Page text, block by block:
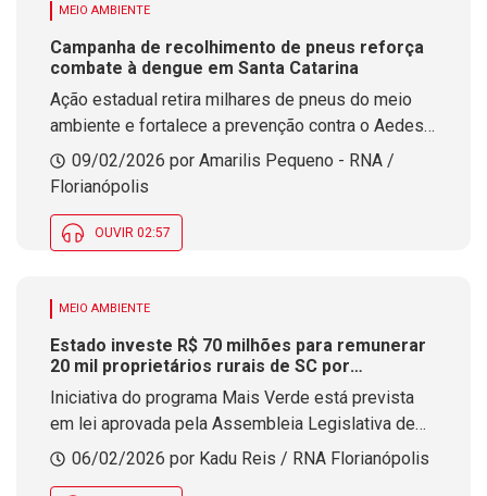
MEIO AMBIENTE
Campanha de recolhimento de pneus reforça
combate à dengue em Santa Catarina
Ação estadual retira milhares de pneus do meio
ambiente e fortalece a prevenção contra o Aedes
aegypti no período de maior transmissão da
doença.
09/02/2026 por Amarilis Pequeno - RNA /
Florianópolis
OUVIR 02:57
MEIO AMBIENTE
Estado investe R$ 70 milhões para remunerar
20 mil proprietários rurais de SC por
preservação a partir de 2026
Iniciativa do programa Mais Verde está prevista
em lei aprovada pela Assembleia Legislativa de
Santa Catarina e deve garantir a conservação de
06/02/2026 por Kadu Reis / RNA Florianópolis